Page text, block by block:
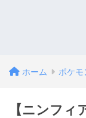
ホーム ポケモ
【ニンフィ